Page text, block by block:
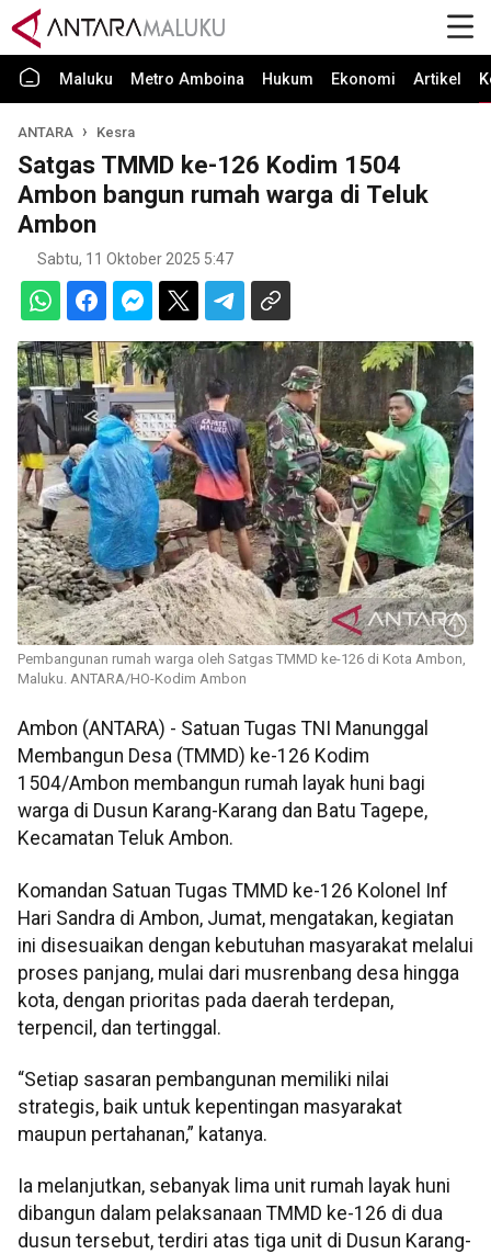
Maluku Metro Amboina Hukum Ekonomi Artikel
ANTARA Kesra
Satgas TMMD ke-126 Kodim 1504
Ambon bangun rumah warga di Teluk
Ambon
Sabtu, 11 Oktober 2025 5:47
Pembangunan rumah warga oleh Satgas TMMD ke-126 di Kota Ambon,
Maluku. ANTARA/HO-Kodim Ambon
Ambon (ANTARA) - Satuan Tugas TNI Manunggal
Membangun Desa (TMMD) ke-126 Kodim
1504/Ambon membangun rumah layak huni bagi
warga di Dusun Karang-Karang dan Batu Tagepe,
Kecamatan Teluk Ambon.
Komandan Satuan Tugas TMMD ke-126 Kolonel Inf
Hari Sandra di Ambon, Jumat, mengatakan, kegiatan
ini disesuaikan dengan kebutuhan masyarakat melalui
proses panjang, mulai dari musrenbang desa hingga
kota, dengan prioritas pada daerah terdepan,
terpencil, dan tertinggal.
“Setiap sasaran pembangunan memiliki nilai
strategis, baik untuk kepentingan masyarakat
maupun pertahanan,” katanya.
Ia melanjutkan, sebanyak lima unit rumah layak huni
dibangun dalam pelaksanaan TMMD ke-126 di dua
dusun tersebut, terdiri atas tiga unit di Dusun Karang-